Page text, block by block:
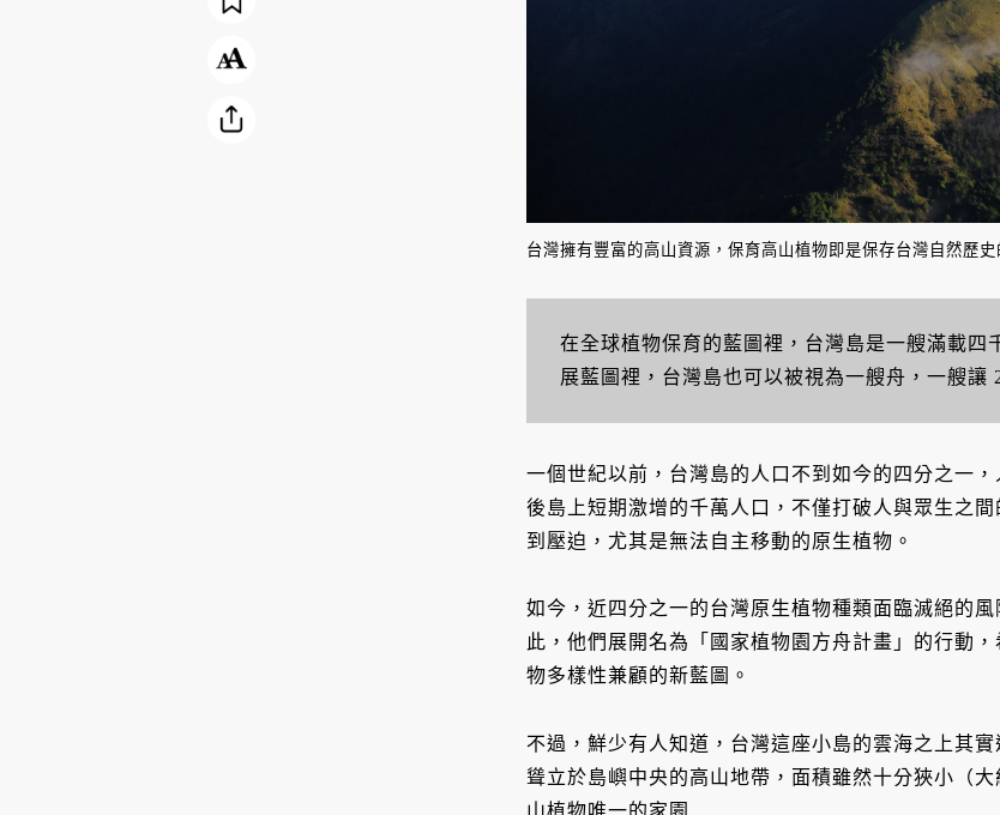
台灣擁有豐富的高山資源，保育高山植物即是保存台灣自然歷史
在全球植物保育的藍圖裡，台灣島是一艘滿載四
展藍圖裡，台灣島也可以被視為一艘舟，一艘讓
一個世紀以前，台灣島的人口不到如今的四分之一
後島上短期激增的千萬人口，不僅打破人與眾生之
到壓迫，尤其是無法自主移動的原生植物。
如今，近四分之一的台灣原生植物種類面臨滅絕的
此，他們展開名為「國家植物園方舟計畫」的行動
物多樣性兼顧的新藍圖。
不過，鮮少有人知道，台灣這座小島的雲海之上其
聳立於島嶼中央的高山地帶，面積雖然十分狹小（